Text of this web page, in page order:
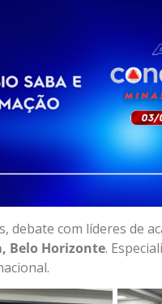
com líderes de
Belo Horizonte.